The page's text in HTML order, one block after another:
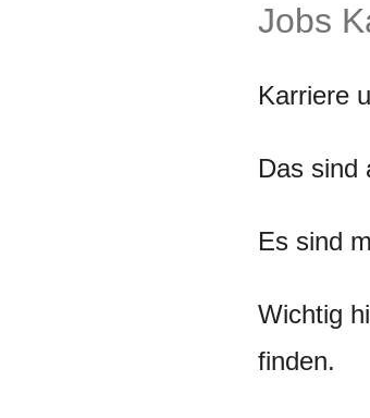
Jobs
Karriere
Das sind
Es sind
Wichtig
finden.